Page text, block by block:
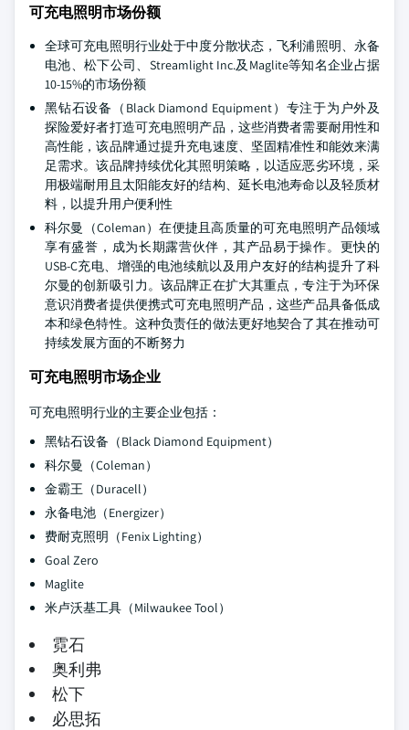
可充电照明市场份额
全球可充电照明行业处于中度分散状态，飞利浦照明、永备
电池、松下公司、Streamlight Inc.及Maglite等知名企业占据
10-15%的市场份额
黑钻石设备（Black Diamond Equipment）专注于为户外及
探险爱好者打造可充电照明产品，这些消费者需要耐用性和
高性能，该品牌通过提升充电速度、坚固精准性和能效来满
足需求。该品牌持续优化其照明策略，以适应恶劣环境，采
用极端耐用且太阳能友好的结构、延长电池寿命以及轻质材
料，以提升用户便利性
科尔曼（Coleman）在便捷且高质量的可充电照明产品领域
享有盛誉，成为长期露营伙伴，其产品易于操作。更快的
USB-C充电、增强的电池续航以及用户友好的结构提升了科
尔曼的创新吸引力。该品牌正在扩大其重点，专注于为环保
意识消费者提供便携式可充电照明产品，这些产品具备低成
本和绿色特性。这种负责任的做法更好地契合了其在推动可
持续发展方面的不断努力
可充电照明市场企业
可充电照明行业的主要企业包括：
黑钻石设备（Black Diamond Equipment）
科尔曼（Coleman）
金霸王（Duracell）
永备电池（Energizer）
费耐克照明（Fenix Lighting）
Goal Zero
Maglite
米卢沃基工具（Milwaukee Tool）
霓石
奥利弗
松下
必思拓